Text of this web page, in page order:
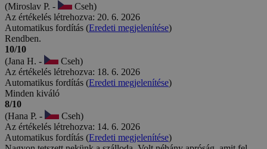
(Miroslav P. -
Cseh)
Az értékelés létrehozva: 20. 6. 2026
Automatikus fordítás (Eredeti megjelenítése)
Rendben.
10/10
(Jana H. -
Cseh)
Az értékelés létrehozva: 18. 6. 2026
Automatikus fordítás (Eredeti megjelenítése)
Minden kiváló
8/10
(Hana P. -
Cseh)
Az értékelés létrehozva: 14. 6. 2026
Automatikus fordítás (Eredeti megjelenítése)